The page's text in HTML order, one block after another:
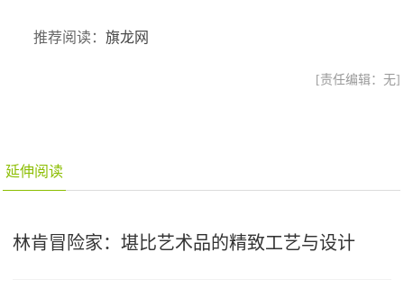
推荐阅读：旗龙网
[责任编辑：无]
延伸阅读
林肯冒险家：堪比艺术品的精致工艺与设计